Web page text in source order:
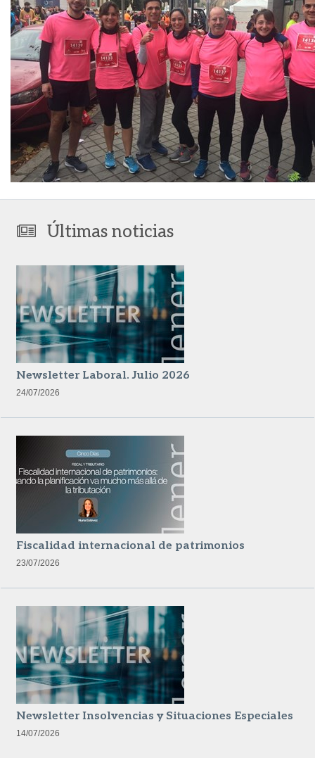
Últimas noticias
Newsletter Laboral. Julio 2026
24/07/2026
Fiscalidad internacional de patrimonios
23/07/2026
Newsletter Insolvencias y Situaciones Especiales
14/07/2026